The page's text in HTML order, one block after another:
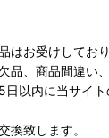
はお受けしており
品、商品間違い
以内に当サイ
換致します。